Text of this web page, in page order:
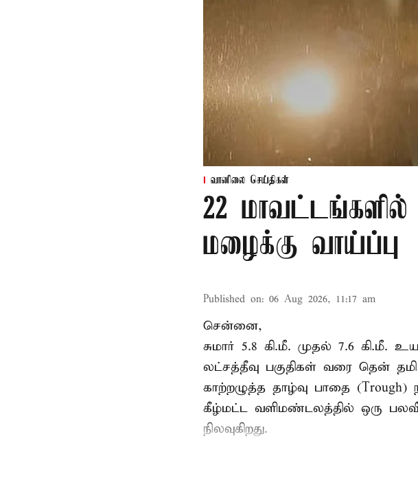
வானிலை செய்திகள்
22
மழைக்கு வாய்ப்பு
Published on: 06 Aug 2026, 11:17 am
சென்னை,
சுமார் 5.8 கி.மீ. முதல் 7.6
லட்சத்தீவு பகுதிகள் வரை தென்
காற்றழுத்த தாழ்வு பாதை (Trough)
கீழ்மட்ட வளிமண்டலத்தில் ஒரு
நிலவுகிறது.